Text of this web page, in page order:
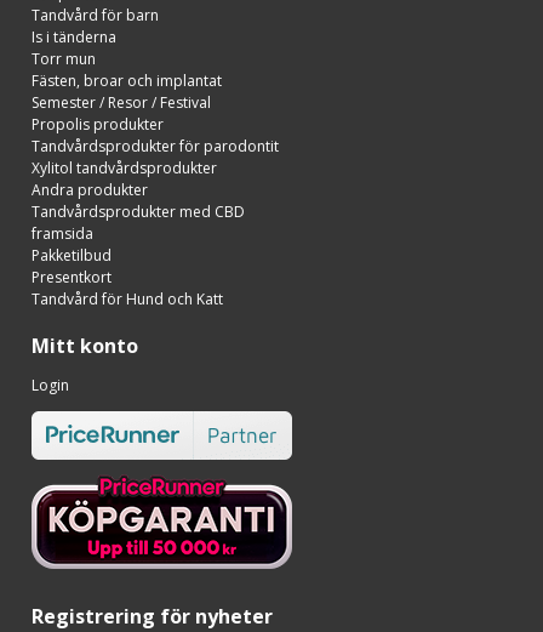
Tandvård för barn
Is i tänderna
Torr mun
Fästen, broar och implantat
Semester / Resor / Festival
Propolis produkter
Tandvårdsprodukter för parodontit
Xylitol tandvårdsprodukter
Andra produkter
Tandvårdsprodukter med CBD
framsida
Pakketilbud
Presentkort
Tandvård för Hund och Katt
Mitt konto
Login
Registrering för nyheter